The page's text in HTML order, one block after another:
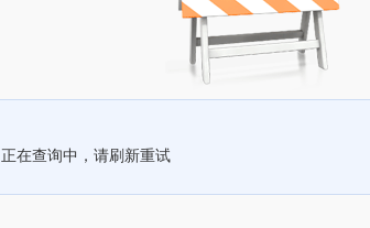
正在查询中，请刷新重试